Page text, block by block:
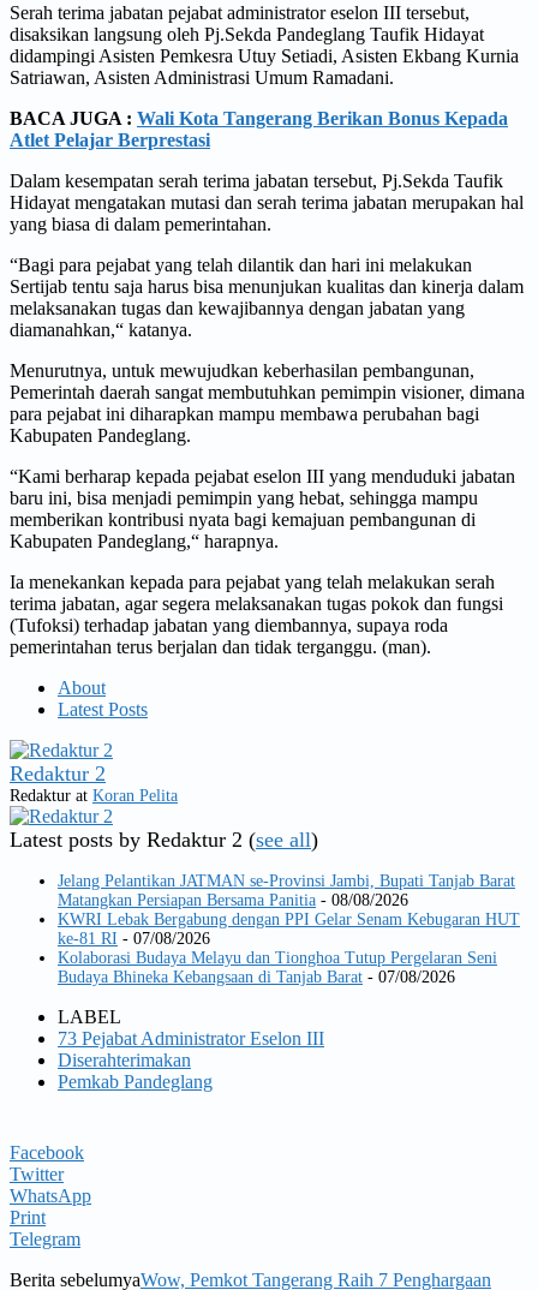
Serah terima jabatan pejabat administrator eselon III tersebut,
disaksikan langsung oleh Pj.Sekda Pandeglang Taufik Hidayat
didampingi Asisten Pemkesra Utuy Setiadi, Asisten Ekbang Kurnia
Satriawan, Asisten Administrasi Umum Ramadani.
BACA JUGA : Wali Kota Tangerang Berikan Bonus Kepada
Atlet Pelajar Berprestasi
Dalam kesempatan serah terima jabatan tersebut, Pj.Sekda Taufik
Hidayat mengatakan mutasi dan serah terima jabatan merupakan hal
yang biasa di dalam pemerintahan.
“Bagi para pejabat yang telah dilantik dan hari ini melakukan
Sertijab tentu saja harus bisa menunjukan kualitas dan kinerja dalam
melaksanakan tugas dan kewajibannya dengan jabatan yang
diamanahkan,“ katanya.
Menurutnya, untuk mewujudkan keberhasilan pembangunan,
Pemerintah daerah sangat membutuhkan pemimpin visioner, dimana
para pejabat ini diharapkan mampu membawa perubahan bagi
Kabupaten Pandeglang.
“Kami berharap kepada pejabat eselon III yang menduduki jabatan
baru ini, bisa menjadi pemimpin yang hebat, sehingga mampu
memberikan kontribusi nyata bagi kemajuan pembangunan di
Kabupaten Pandeglang,“ harapnya.
Ia menekankan kepada para pejabat yang telah melakukan serah
terima jabatan, agar segera melaksanakan tugas pokok dan fungsi
(Tufoksi) terhadap jabatan yang diembannya, supaya roda
pemerintahan terus berjalan dan tidak terganggu. (man).
About
Latest Posts
Redaktur 2
Redaktur at Koran Pelita
Latest posts by Redaktur 2 (see all)
Jelang Pelantikan JATMAN se-Provinsi Jambi, Bupati Tanjab Barat
Matangkan Persiapan Bersama Panitia - 08/08/2026
KWRI Lebak Bergabung dengan PPI Gelar Senam Kebugaran HUT
ke-81 RI - 07/08/2026
Kolaborasi Budaya Melayu dan Tionghoa Tutup Pergelaran Seni
Budaya Bhineka Kebangsaan di Tanjab Barat - 07/08/2026
LABEL
73 Pejabat Administrator Eselon III
Diserahterimakan
Pemkab Pandeglang
Facebook
Twitter
WhatsApp
Print
Telegram
Berita sebelumyaWow, Pemkot Tangerang Raih 7 Penghargaan